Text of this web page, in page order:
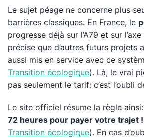
Le sujet péage ne concerne plus
barrières classiques. En France, le
progresse déjà sur l’A79 et sur l’axe
précise que d’autres futurs projets
aussi mis en service avec ce
Transition écologique). Là, le vrai
pas seulement le tarif: c’est l’oubli
Le site officiel résume la règle ainsi:
72 heures pour payer votre trajet !
Transition écologique). En cas